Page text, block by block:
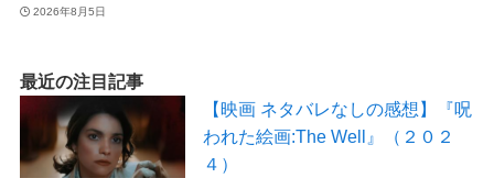
2026年8月5日
最近の注目記事
【映画 ネタバレなしの感想】『呪
われた絵画:The Well』（２０２
４）